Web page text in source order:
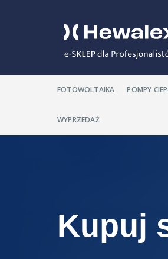
FOTOWOLTAIKA POMPY
WYPRZEDAŻ
Kupuj